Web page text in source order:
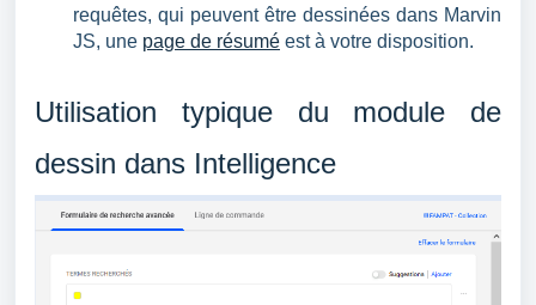
requêtes, qui peuvent être dessinées dans Marvin
JS, une page de résumé est à votre disposition.
Utilisation typique du module de
dessin dans Intelligence